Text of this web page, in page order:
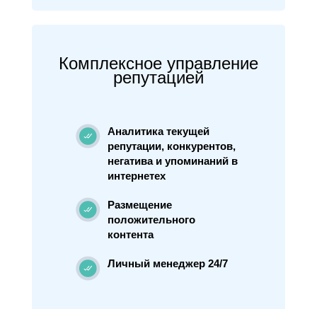
Комплексное управление
репутацией
Аналитика текущей
репутации, конкурентов,
негатива и упоминаний в
интернетех
Размещение
положительного
контента
Личный менеджер 24/7